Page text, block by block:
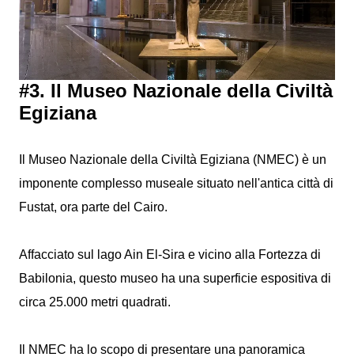
#3. Il Museo Nazionale della Civiltà
Egiziana
Il Museo Nazionale della Civiltà Egiziana (NMEC) è un
imponente complesso museale situato nell'antica città di
Fustat, ora parte del Cairo.
Affacciato sul lago Ain El-Sira e vicino alla Fortezza di
Babilonia, questo museo ha una superficie espositiva di
circa 25.000 metri quadrati.
Il NMEC ha lo scopo di presentare una panoramica